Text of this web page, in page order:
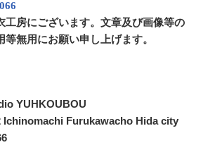
房にございます。文章及び画像等の
無用にお願い申し上げます。
YUHKOUBOU
Ichinomachi Furukawacho Hida city